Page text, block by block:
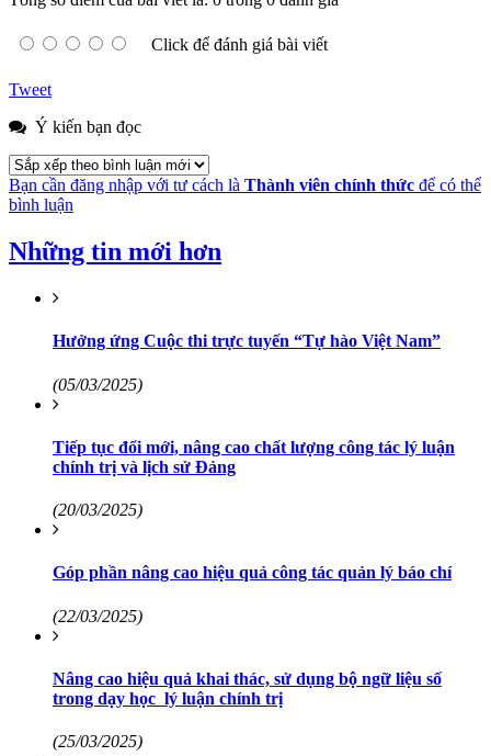
Click để đánh giá bài viết
Tweet
Ý kiến bạn đọc
Bạn cần đăng nhập với tư cách là Thành viên chính thức để có thể
bình luận
Những tin mới hơn
Hưởng ứng Cuộc thi trực tuyến “Tự hào Việt Nam”
(05/03/2025)
Tiếp tục đổi mới, nâng cao chất lượng công tác lý luận
chính trị và lịch sử Đảng
(20/03/2025)
Góp phần nâng cao hiệu quả công tác quản lý báo chí
(22/03/2025)
Nâng cao hiệu quả khai thác, sử dụng bộ ngữ liệu số
trong dạy học lý luận chính trị
(25/03/2025)